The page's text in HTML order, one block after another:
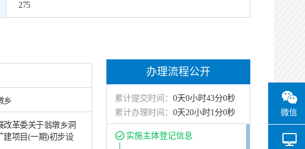
微信
275
乡
改革委关于翁墩乡洞
建项目(一期)初步设
办理流程公开
累计提交时间： 0天0小时43分0秒
累计办理时间： 0天20小时1分0秒
实施主体登记信息